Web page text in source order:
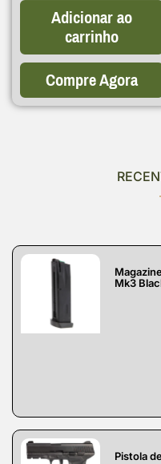
Adicionar ao
carrinho
Compre Agora
Mk3
Pistola